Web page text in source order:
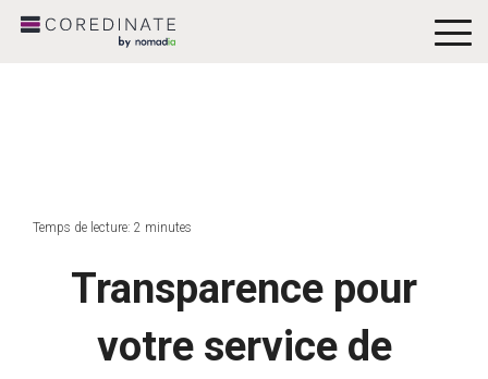
Temps de lecture: 2 minutes
Transparence pour
votre service de